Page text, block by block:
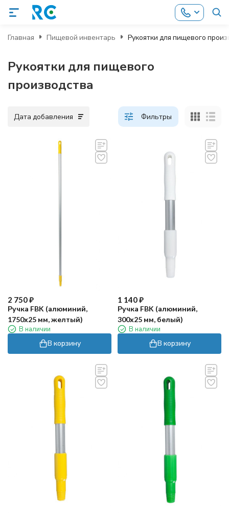
Главная Пищевой инвентарь Рукоятки для пищевого
Рукоятки для пищевого
производства
Дата добавления Фильтры
2 750₽
Ручка FBK (алюминий,
1750х25 мм, желтый)
В наличии
В корзину
1 140₽
Ручка FBK (алюминий,
300х25 мм, белый)
В наличии
В корзину